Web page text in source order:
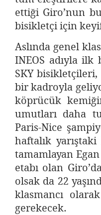
ettiği Giro’nun
bisikletçi için
Aslında genel
INEOS adıyla
SKY
bir kadroyla
köprücük
umutları daha
Paris-Nice
haftalık
tamamlayan
etabı olan
olsak da 22
klasmancı
gerekecek.